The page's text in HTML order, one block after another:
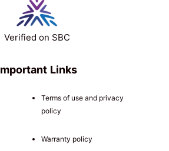
Important Links
Terms of use and privacy
policy
Warranty policy
Verified on SBC